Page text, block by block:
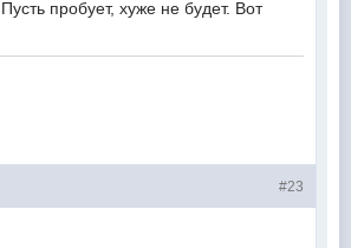
Пусть пробует, хуже не будет. Вот
#23